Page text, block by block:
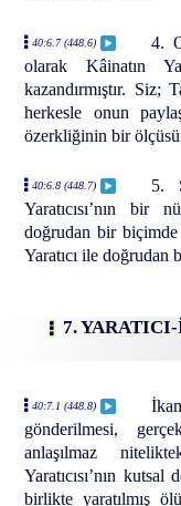
40:6.7 (448.6)
4.
olarak Kâinatın
kazandırmıştır. Siz;
herkesle onun
özerkliğinin bir
40:6.8 (448.7)
5.
Yaratıcısı’nın
doğrudan bir biçimde
Yaratıcı ile doğrudan
7.
40:7.1 (448.8)
gönderilmesi,
anlaşılmaz
Yaratıcısı’nın
birlikte yaratılmış